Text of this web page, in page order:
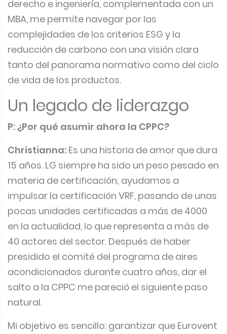
derecho e ingeniería, complementada con un
MBA, me permite navegar por las
complejidades de los criterios ESG y la
reducción de carbono con una visión clara
tanto del panorama normativo como del ciclo
de vida de los productos.
Un legado de liderazgo
P: ¿Por qué asumir ahora la CPPC?
Christianna: Es una historia de amor que dura
15 años. LG siempre ha sido un peso pesado en
materia de certificación; ayudamos a
impulsar la certificación VRF, pasando de unas
pocas unidades certificadas a más de 4000
en la actualidad, lo que representa a más de
40 actores del sector. Después de haber
presidido el comité del programa de aires
acondicionados durante cuatro años, dar el
salto a la CPPC me pareció el siguiente paso
natural.
Mi objetivo es sencillo: garantizar que Eurovent